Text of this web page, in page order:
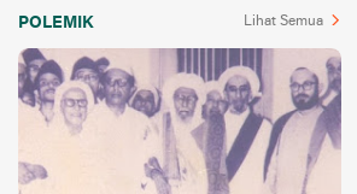
POLEMIK Lihat Semua